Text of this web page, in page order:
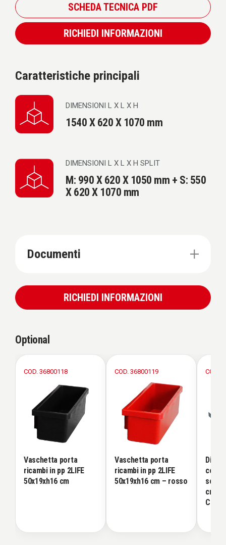
SCHEDA TECNICA PDF
RICHIEDI INFORMAZIONI
Caratteristiche principali
DIMENSIONI L X L X H
1540 X 620 X 1070 mm
DIMENSIONI L X L X H SPLIT
M: 990 X 620 X 1050 mm + S: 550
X 620 X 1070 mm
Documenti
RICHIEDI INFORMAZIONI
Optional
COD. 36800118
Vaschetta porta
ricambi in pp 2LIFE
50x19xh16 cm
COD. 36800119
Vaschetta porta
ricambi in pp 2LIFE
50x19xh16 cm – rosso
COD.
cm